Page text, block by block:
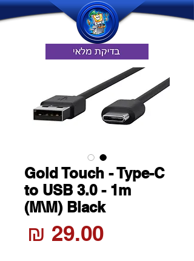
Gold Touch - Type-C
to USB 3.0 - 1m
(M\M) Black